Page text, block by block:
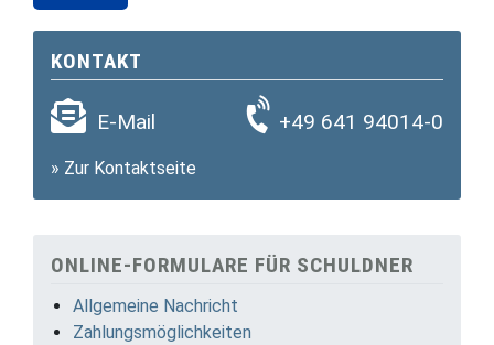
KONTAKT
E-Mail +49 641 94014-0
» Zur Kontaktseite
ONLINE-FORMULARE FÜR SCHULDNER
Allgemeine Nachricht
Zahlungsmöglichkeiten